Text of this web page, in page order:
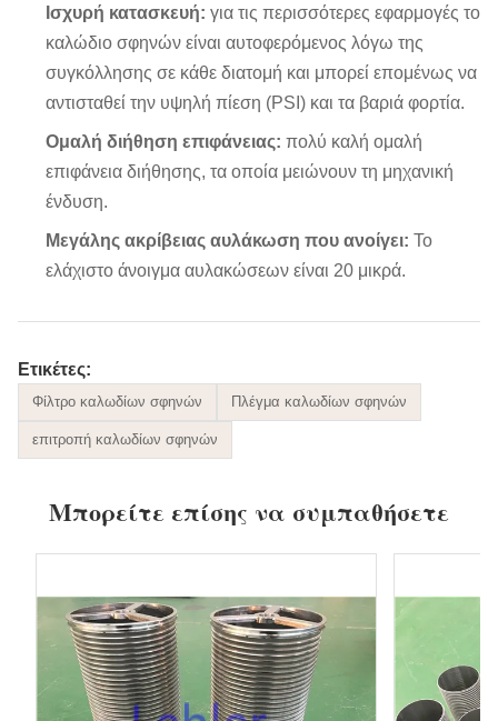
Ισχυρή κατασκευή: για τις περισσότερες εφαρμογές το
καλώδιο σφηνών είναι αυτοφερόμενος λόγω της
συγκόλλησης σε κάθε διατομή και μπορεί επομένως να
αντισταθεί την υψηλή πίεση (PSI) και τα βαριά φορτία.
Ομαλή διήθηση επιφάνειας: πολύ καλή ομαλή
επιφάνεια διήθησης, τα οποία μειώνουν τη μηχανική
ένδυση.
Μεγάλης ακρίβειας αυλάκωση που ανοίγει: Το
ελάχιστο άνοιγμα αυλακώσεων είναι 20 μικρά.
Ετικέτες:
Φίλτρο καλωδίων σφηνών Πλέγμα καλωδίων σφηνών
επιτροπή καλωδίων σφηνών
Μπορείτε επίσης να συμπαθήσετε